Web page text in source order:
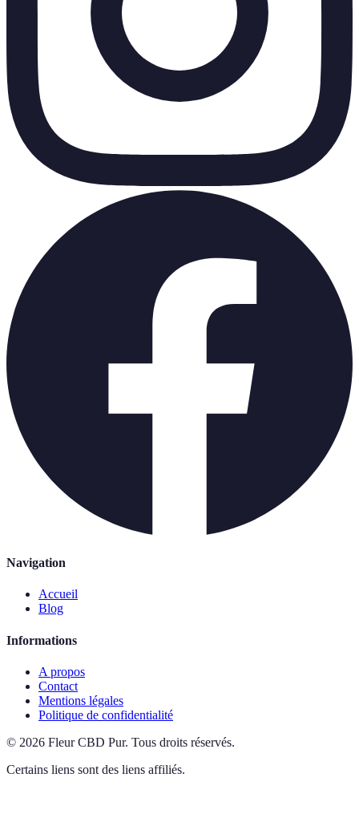
Navigation
Accueil
Blog
Informations
A propos
Contact
Mentions légales
Politique de confidentialité
© 2026 Fleur CBD Pur. Tous droits réservés.
Certains liens sont des liens affiliés.